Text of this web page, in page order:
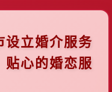
设立婚介服务
贴心的婚恋服